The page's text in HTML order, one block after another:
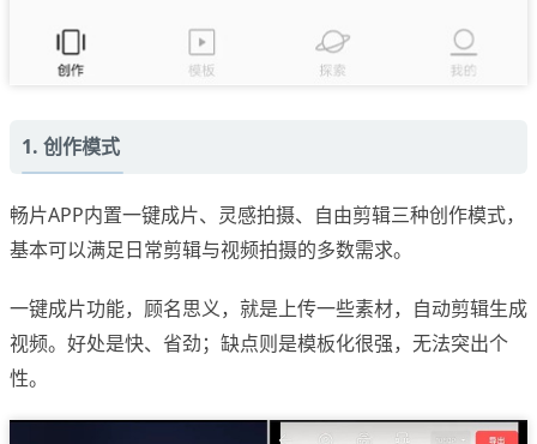
1. 创作模式
畅片APP内置一键成片、灵感拍摄、自由剪辑三种创作模式，
基本可以满足日常剪辑与视频拍摄的多数需求。
一键成片功能，顾名思义，就是上传一些素材，自动剪辑生成
视频。好处是快、省劲；缺点则是模板化很强，无法突出个
性。